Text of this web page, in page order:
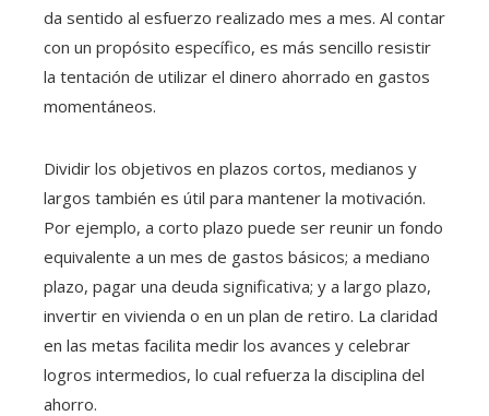
da sentido al esfuerzo realizado mes a mes. Al contar
con un propósito específico, es más sencillo resistir
la tentación de utilizar el dinero ahorrado en gastos
momentáneos.
Dividir los objetivos en plazos cortos, medianos y
largos también es útil para mantener la motivación.
Por ejemplo, a corto plazo puede ser reunir un fondo
equivalente a un mes de gastos básicos; a mediano
plazo, pagar una deuda significativa; y a largo plazo,
invertir en vivienda o en un plan de retiro. La claridad
en las metas facilita medir los avances y celebrar
logros intermedios, lo cual refuerza la disciplina del
ahorro.